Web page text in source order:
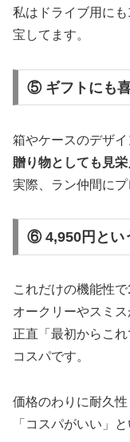
私はドライブ用に
宝してます。
⑤ ギフトにも
箱やケースのデザイ
贈り物としても見栄
実際、ラン仲間に
⑥ 4,950円とい
これだけの機能性で
オークリーやスミ
正直「最初からこ
コスパです。
価格のわりに耐久性
「コスパがいい」